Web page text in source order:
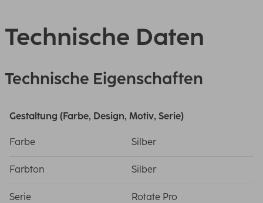
Technische Daten
Technische Eigenschaften
Gestaltung (Farbe, Design, Motiv, Serie)
Farbe Silber
Farbton Silber
Serie Rotate Pro